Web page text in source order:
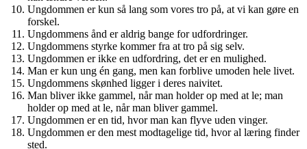
Ungdommen er kun så lang som vores tro på, at vi kan gøre en
forskel.
Ungdommens ånd er aldrig bange for udfordringer.
Ungdommens styrke kommer fra at tro på sig selv.
Ungdommen er ikke en udfordring, det er en mulighed.
Man er kun ung én gang, men kan forblive umoden hele livet.
Ungdommens skønhed ligger i deres naivitet.
Man bliver ikke gammel, når man holder op med at le; man
holder op med at le, når man bliver gammel.
Ungdommen er en tid, hvor man kan flyve uden vinger.
Ungdommen er den mest modtagelige tid, hvor al læring finder
sted.